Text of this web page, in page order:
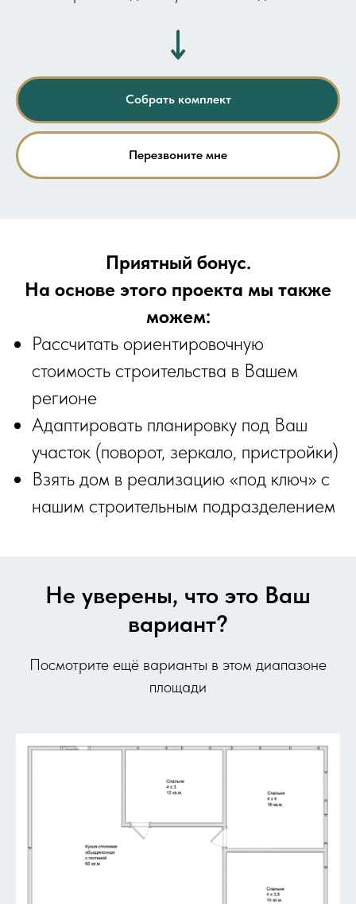
Собрать комплект
Перезвоните мне
Приятный бонус.
На основе этого проекта мы также
можем:
Рассчитать ориентировочную
стоимость строительства в Вашем
регионе
Адаптировать планировку под Ваш
участок (поворот, зеркало, пристройки)
Взять дом в реализацию «под ключ» с
нашим строительным подразделением
Не уверены, что это Ваш
вариант?
Посмотрите ещё варианты в этом диапазоне
площади